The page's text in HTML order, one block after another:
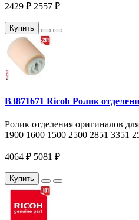
2429 ₽ 2557 ₽
Купить
B3871671 Ricoh Ролик
Ролик отделения оригиналов
1900 1600 1500 2500 2851 3351
4064 ₽ 5081 ₽
Купить